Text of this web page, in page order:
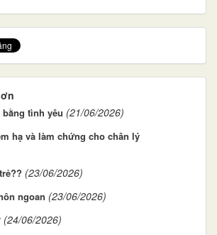
tình yêu (21/06/2026)
hạ và làm chứng cho chân lý
(23/06/2026)
ngoan (23/06/2026)
(24/06/2026)